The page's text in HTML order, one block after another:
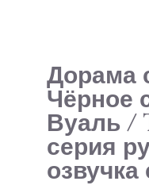
Дорама
Чёрное
Вуаль /
серия
озвучка